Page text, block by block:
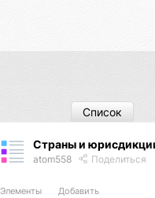
Страны и
atom558 Поделиться
Элементы Добавить
Список